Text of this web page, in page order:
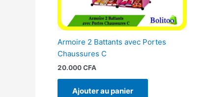
Armoire 2 Battants avec Portes
Chaussures C
20.000CFA
Ajouter au panier